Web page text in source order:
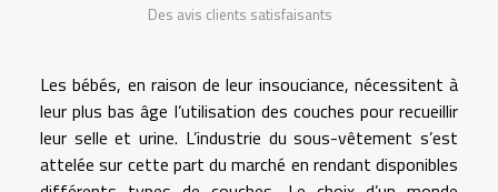
Des avis clients satisfaisants
Les bébés, en raison de leur insouciance, nécessitent à
leur plus bas âge l’utilisation des couches pour recueillir
leur selle et urine. L’industrie du sous-vêtement s’est
attelée sur cette part du marché en rendant disponibles